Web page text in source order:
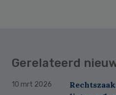
Gerelateerd
10 mrt 2026